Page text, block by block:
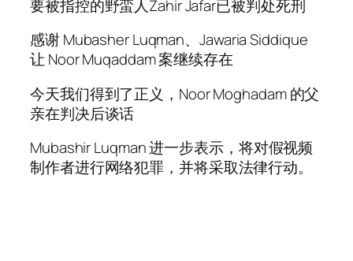
要被指控的野蛮人Zahir Jafar已被判处死刑
感谢 Mubasher Luqman、Jawaria Siddique
让 Noor Muqaddam 案继续存在
今天我们得到了正义，Noor Moghadam 的父
亲在判决后谈话
Mubashir Luqman 进一步表示，将对假视频
制作者进行网络犯罪，并将采取法律行动。